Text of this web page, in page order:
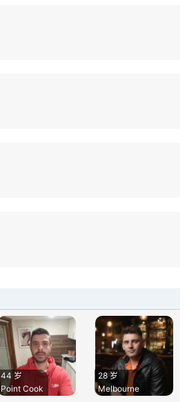
44 岁
Point Cook
28 岁
Melbourne